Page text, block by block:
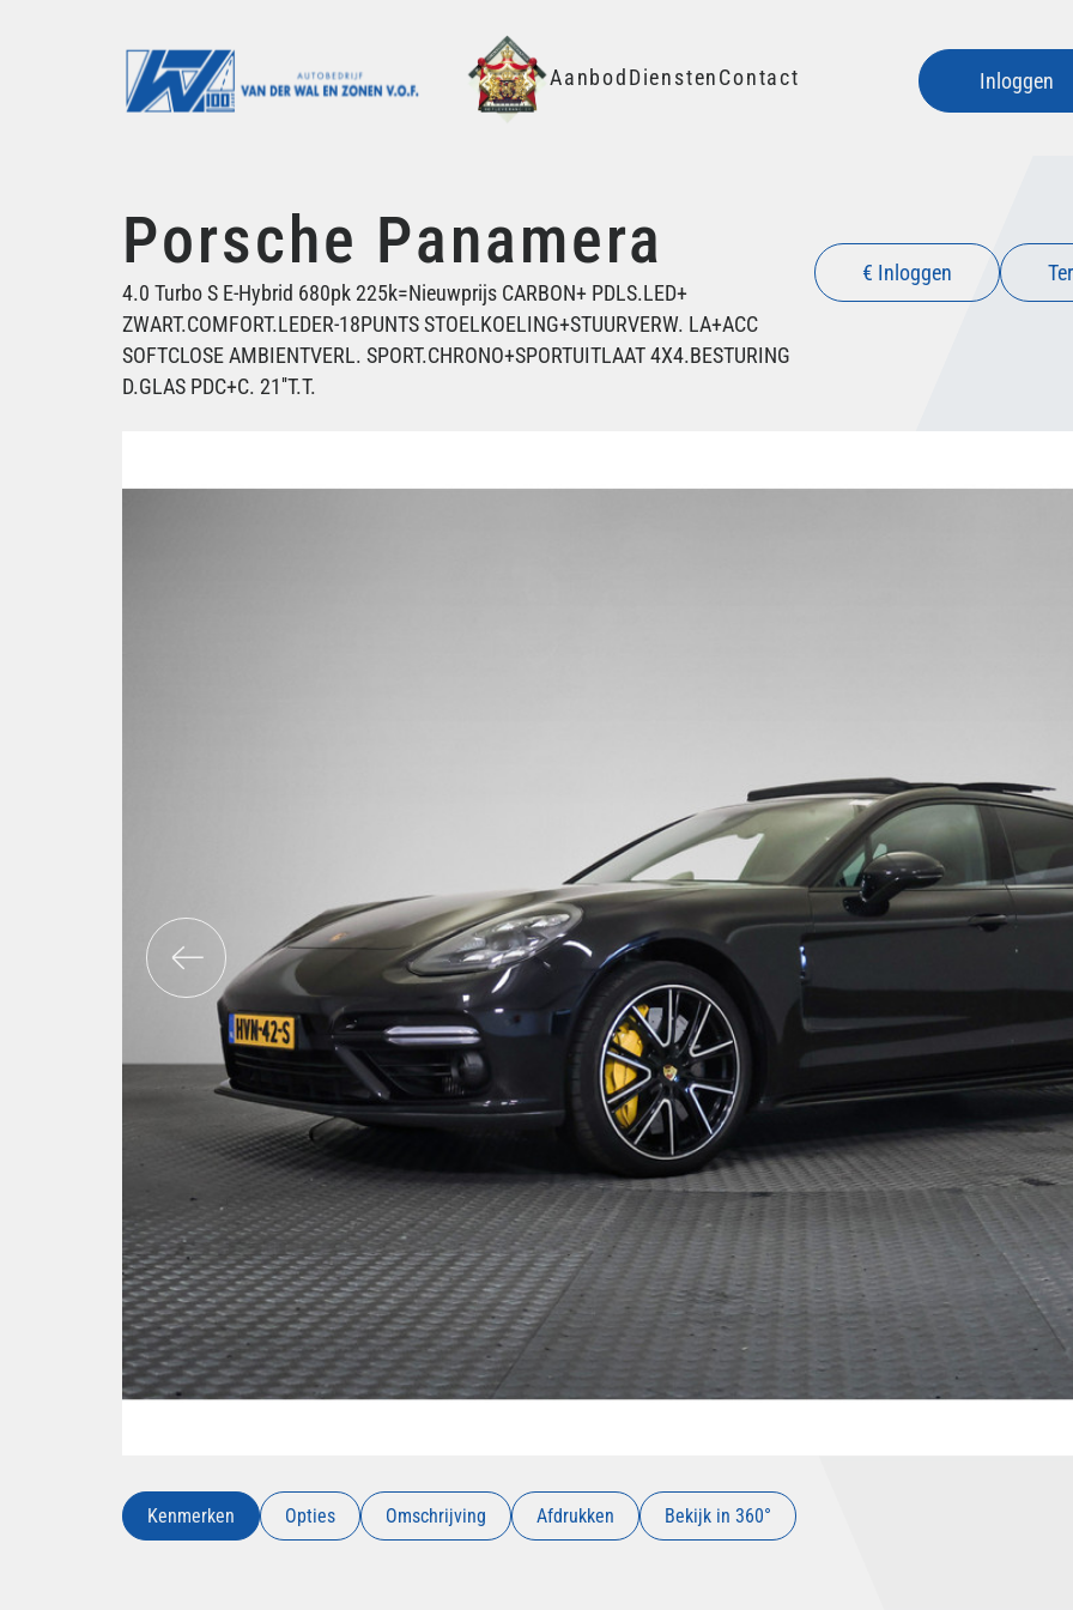
Aanbod DienstenContact Inloggen
€ Inloggen
Porsche Panamera
4.0 Turbo S E-Hybrid 680pk 225k=Nieuwprijs CARBON+ PDLS.LED+
ZWART.COMFORT.LEDER-18PUNTS STOELKOELING+STUURVERW. LA+ACC
SOFTCLOSE AMBIENTVERL. SPORT.CHRONO+SPORTUITLAAT 4X4.BESTURING
D.GLAS PDC+C. 21''T.T.
Kenmerken Opties Omschrijving Afdrukken Bekijk in 360°